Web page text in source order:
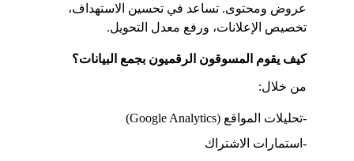
عروض ومحتوى. تساعد في تحسين الاستهداف،
تخصيص الإعلانات، ورفع معدل التحويل.
كيف يقوم المسوقون الرقميون بجمع البيانات؟
من خلال:
-تحليلات المواقع (Google Analytics)
-استمارات الاشتراك